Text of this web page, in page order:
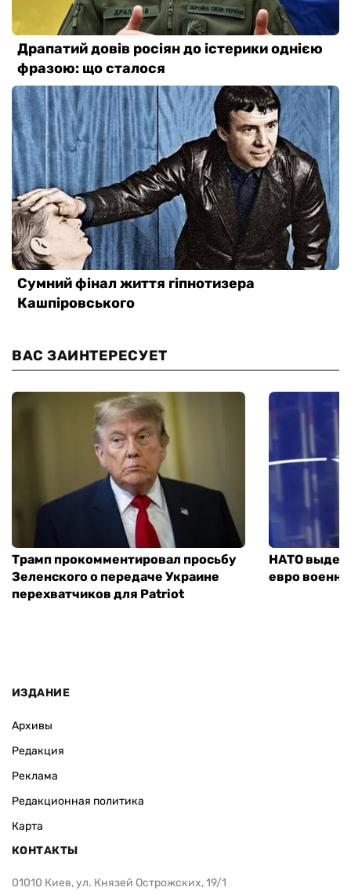
ВАС ЗАИНТЕРЕСУЕТ
Трамп прокомментировал просьбу
Зеленского о передаче Украине
перехватчиков для Patriot
НАТО
евро
ИЗДАНИЕ
Архивы
Редакция
Реклама
Редакционная политика
Карта
КОНТАКТЫ
01010 Киев, ул. Князей Острожских, 19/1